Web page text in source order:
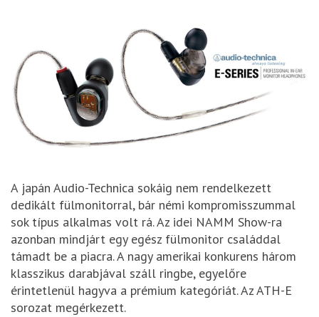
A japán Audio-Technica sokáig nem rendelkezett
dedikált fülmonitorral, bár némi kompromisszummal
sok típus alkalmas volt rá. Az idei NAMM Show-ra
azonban mindjárt egy egész fülmonitor családdal
támadt be a piacra. A nagy amerikai konkurens három
klasszikus darabjával száll ringbe, egyelőre
érintetlenül hagyva a prémium kategóriát. Az ATH-E
sorozat megérkezett.